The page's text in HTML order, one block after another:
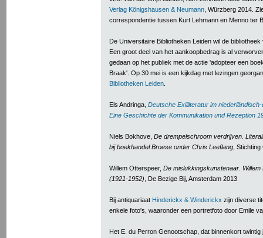
Verlag Königshausen & Neumann , Würzberg 2014.
correspondentie tussen Kurt Lehmann en Menno ter
De Universitaire Bibliotheken Leiden wil de
Een groot deel van het aankoopbedrag is al
gedaan op het publiek met de actie 'adopteer een
Braak'. Op 30 mei is een kijkdag met lezingen
Bibliotheken Leiden
Els Andringa, Deutsche Exilliteratur im
Eine Geschichte der Kommunikation und Rezeption
Niels Bokhove, De drempelschroom verdrijven.
bij boekhandel Broese onder Chris Leeflang ,
Willem Otterspeer, De mislukkingskunstenaar.
(1921-1952) , De Bezige Bij, Amsterdam 2013
Bij antiquariaat Hinderickx & Winderickx zijn diverse
enkele foto's, waaronder een portretfoto door Emile
Het E. du Perron Genootschap, dat binnenkort